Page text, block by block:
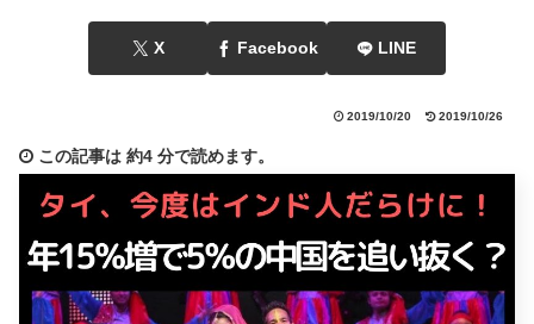
X Facebook LINE
2019/10/20 2019/10/26
この記事は 約4 分で読めます。